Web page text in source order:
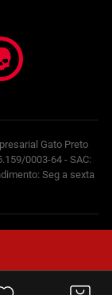
Gato Preto
0003-64 - SAC:
Seg a sexta